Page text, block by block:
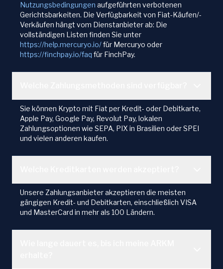
Nutzungsbedingungen aufgeführten verbotenen
Gerichtsbarkeiten. Die Verfügbarkeit von Fiat-Käufen/-
Verkäufen hängt vom Dienstanbieter ab: Die
vollständigen Listen finden Sie unter
https://help.mercuryo.io/für Mercuryo oder
https://finchpay.io/faq für FinchPay.
Sie können Krypto mit Fiat per Kredit- oder Debitkarte,
Apple Pay, Google Pay, Revolut Pay, lokalen
Zahlungsoptionen wie SEPA, PIX in Brasilien oder SPEI
und vielen anderen kaufen.
Unsere Zahlungsanbieter akzeptieren die meisten
gängigen Kredit- und Debitkarten, einschließlich VISA
und MasterCard in mehr als 100 Ländern.